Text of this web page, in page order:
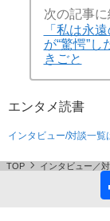
次の記事に
「私は永
が“驚愕”
きごと
エンタメ読書
インタビュー/対談一覧
TOP インタビュー／